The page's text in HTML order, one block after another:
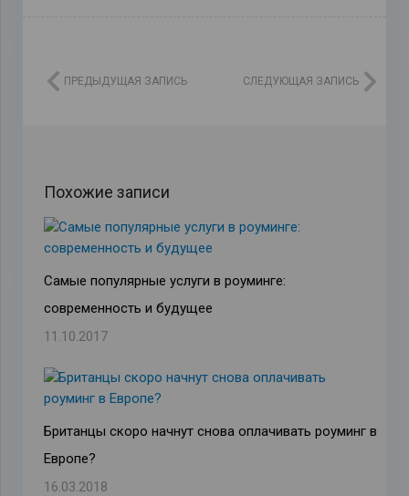
ПРЕДЫДУЩАЯ ЗАПИСЬ СЛЕДУЮЩАЯ ЗАПИСЬ
Похожие записи
Самые популярные услуги в роуминге:
современность и будущее
11.10.2017
Британцы скоро начнут снова оплачивать роуминг в
Европе?
16.03.2018